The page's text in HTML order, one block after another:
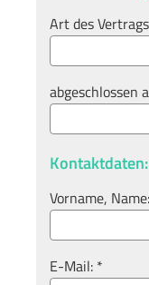
Art des
abgeschlossen
Kontaktdaten:
Vorname,
E-Mail: *